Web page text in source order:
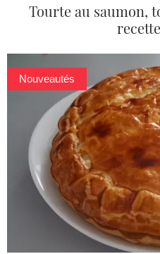
Tourte au saumon,
Nouveautés